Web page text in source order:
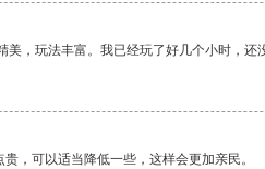
美，玩法丰富。我已经玩了好几个小时，还
，可以适当降低一些，这样会更加亲民。